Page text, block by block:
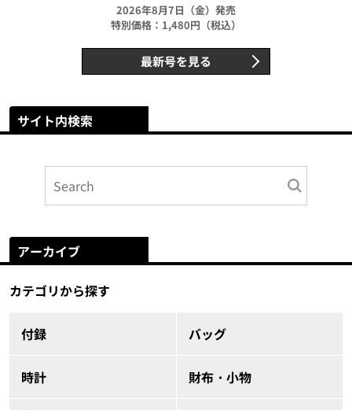
2026年8月7日（金）発売
特別価格：1,480円（税込）
最新号を見る
サイト内検索
アーカイブ
カテゴリから探す
付録 バッグ
時計 財布・小物